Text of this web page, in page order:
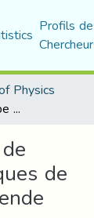
Profils
Physics
Calcul de premier principe de quelques propriétés physiques de GaN dans la phase zinc-blende
de